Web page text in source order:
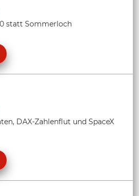
statt Sommerloch
DAX-Zahlenflut und SpaceX